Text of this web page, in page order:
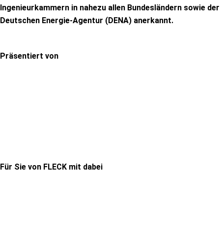
Ingenieurkammern in nahezu allen Bundesländern sowie der
Deutschen Energie-Agentur (DENA) anerkannt.
Präsentiert von
Für Sie von FLECK mit dabei